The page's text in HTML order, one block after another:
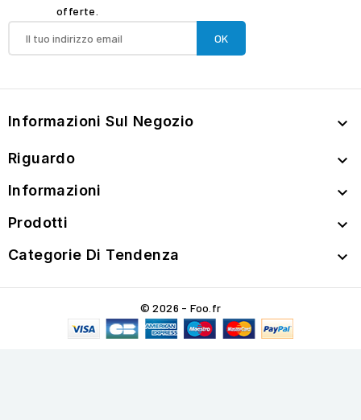
offerte.
Informazioni Sul Negozio 
Riguardo 
Informazioni 
Prodotti 
Categorie Di Tendenza 
© 2026 - Foo.fr